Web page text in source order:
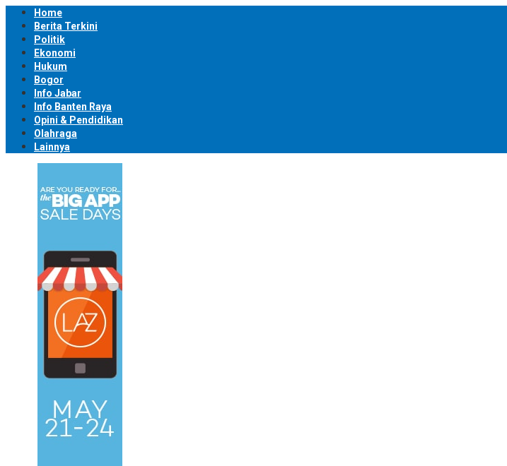
Home
Berita Terkini
Politik
Ekonomi
Hukum
Bogor
Info Jabar
Info Banten Raya
Opini & Pendidikan
Olahraga
Lainnya